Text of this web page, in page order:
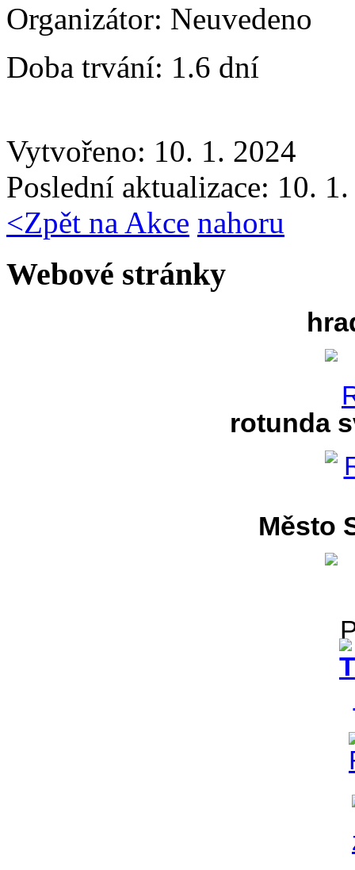
Organizátor: Neuvedeno
Doba trvání: 1.6 dní
Vytvořeno: 10. 1. 2024
Poslední aktualizace: 10.
<Zpět na Akce nahoru
Webové stránky
rotunda
Město